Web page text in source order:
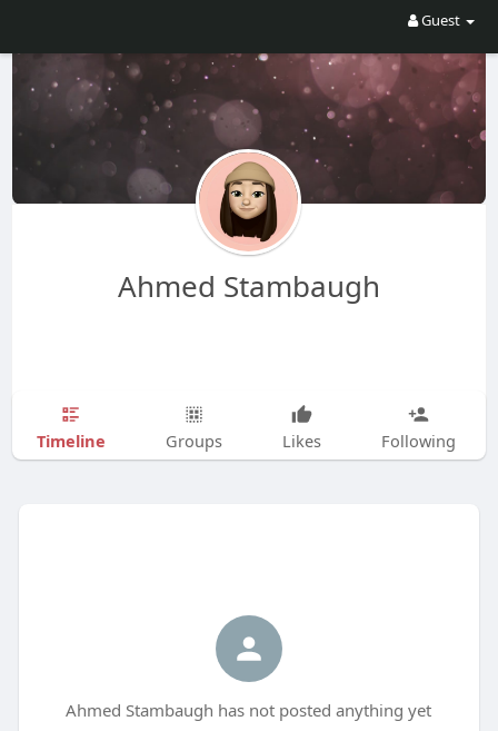
Guest
Ahmed Stambaugh
Timeline Groups Likes Following
Ahmed Stambaugh has not posted anything yet